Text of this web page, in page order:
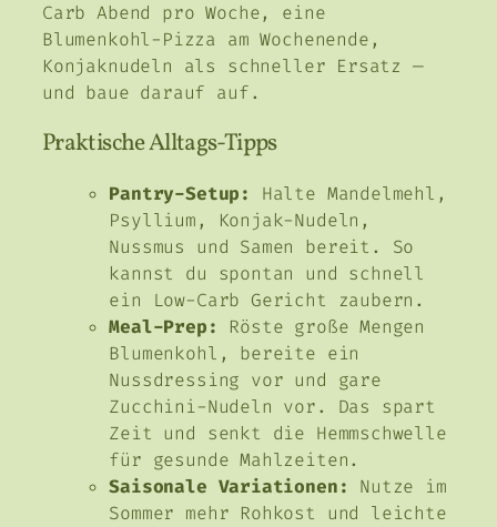
Carb Abend pro Woche, eine
Blumenkohl-Pizza am Wochenende,
Konjaknudeln als schneller Ersatz —
und baue darauf auf.
Praktische Alltags-Tipps
Pantry-Setup:
Halte Mandelmehl,
Psyllium, Konjak-Nudeln,
Nussmus und Samen bereit. So
kannst du spontan und schnell
ein Low-Carb Gericht zaubern.
Meal-Prep:
Röste große Mengen
Blumenkohl, bereite ein
Nussdressing vor und gare
Zucchini-Nudeln vor. Das spart
Zeit und senkt die Hemmschwelle
für gesunde Mahlzeiten.
Saisonale Variationen:
Nutze im
Sommer mehr Rohkost und leichte